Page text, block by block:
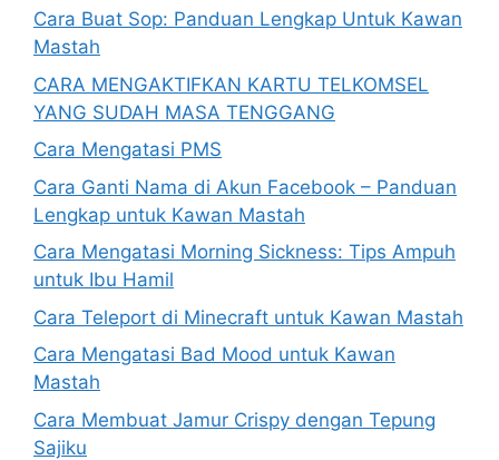
Cara Buat Sop: Panduan Lengkap Untuk Kawan
Mastah
CARA MENGAKTIFKAN KARTU TELKOMSEL
YANG SUDAH MASA TENGGANG
Cara Mengatasi PMS
Cara Ganti Nama di Akun Facebook – Panduan
Lengkap untuk Kawan Mastah
Cara Mengatasi Morning Sickness: Tips Ampuh
untuk Ibu Hamil
Cara Teleport di Minecraft untuk Kawan Mastah
Cara Mengatasi Bad Mood untuk Kawan
Mastah
Cara Membuat Jamur Crispy dengan Tepung
Sajiku